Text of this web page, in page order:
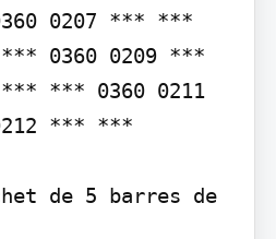
0207 *** ***
0360 0209 ***
*** 0360 0211
*** ***
de 5 barres de